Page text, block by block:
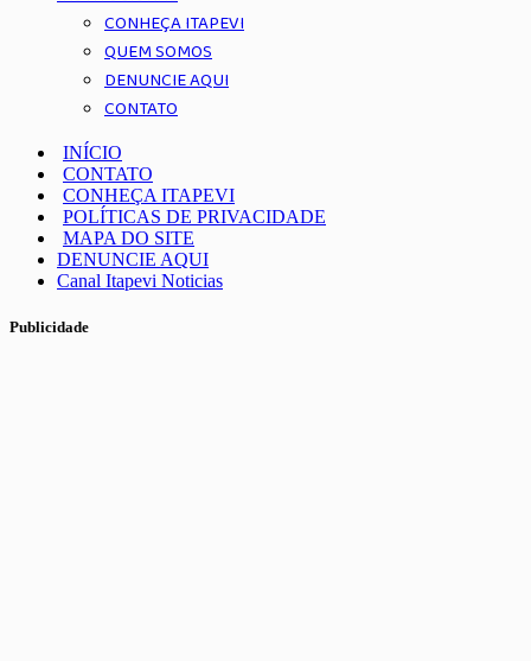
CONHEÇA ITAPEVI
QUEM SOMOS
DENUNCIE AQUI
CONTATO
INÍCIO
CONTATO
CONHEÇA ITAPEVI
POLÍTICAS DE PRIVACIDADE
MAPA DO SITE
DENUNCIE AQUI
Canal Itapevi Noticias
Publicidade